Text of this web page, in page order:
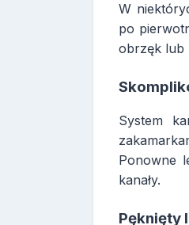
W
po
obrzęk lub
System
Ponowne
kanały.
Pęknięty